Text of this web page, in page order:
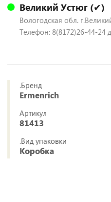
Великий Устюг (✔)
Вологодская обл.
Телефон: 8(8172)26-44-24
.Бренд
Ermenrich
Артикул
81413
.Вид упаковки
Коробка